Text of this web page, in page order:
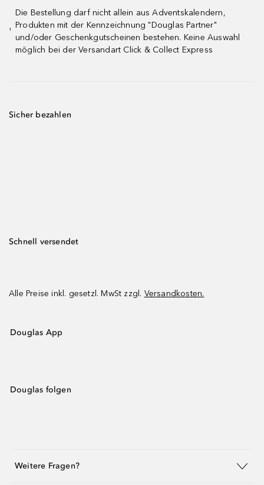
¹
Die Bestellung darf nicht allein aus Adventskalendern,
Produkten mit der Kennzeichnung "Douglas Partner"
und/oder Geschenkgutscheinen bestehen. Keine Auswahl
möglich bei der Versandart Click & Collect Express
Sicher bezahlen
Schnell versendet
Alle Preise inkl. gesetzl. MwSt zzgl. Versandkosten.
Douglas App
Douglas folgen
Weitere Fragen?